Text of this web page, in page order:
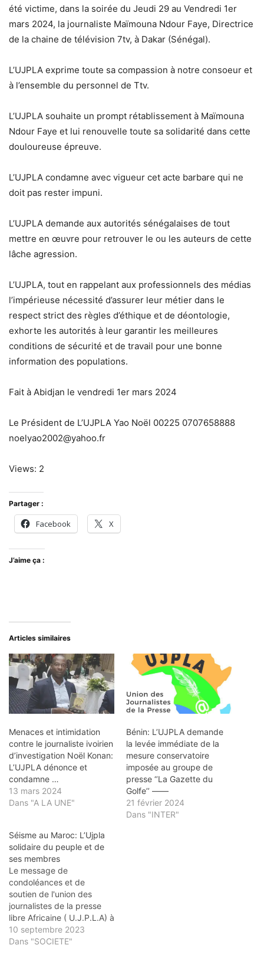
été victime, dans la soirée du Jeudi 29 au Vendredi 1er
mars 2024, la journaliste Maïmouna Ndour Faye, Directrice
de la chaine de télévision 7tv, à Dakar (Sénégal).
L’UJPLA exprime toute sa compassion à notre consoeur et
à l’ensemble du personnel de Ttv.
L’UJPLA souhaite un prompt rétablissement à Maïmouna
Ndour Faye et lui renouvelle toute sa solidarité dans cette
douloureuse épreuve.
L’UJPLA condamne avec vigueur cet acte barbare qui ne
doit pas rester impuni.
L’UJPLA demande aux autorités sénégalaises de tout
mettre en œuvre pour retrouver le ou les auteurs de cette
lâche agression.
L’UJPLA, tout en rappelant aux professionnels des médias
l’impérieuse nécessité d’assurer leur métier dans le
respect strict des règles d’éthique et de déontologie,
exhorte les autorités à leur garantir les meilleures
conditions de sécurité et de travail pour une bonne
information des populations.
Fait à Abidjan le vendredi 1er mars 2024
Le Président de L’UJPLA Yao Noël 00225 0707658888
noelyao2002@yahoo.fr
Views: 2
Partager :
Facebook X
J’aime ça :
Articles similaires
Menaces et intimidation
contre le journaliste ivoirien
d’investigation Noël Konan:
L’UJPLA dénonce et
condamne …
13 mars 2024
Dans "A LA UNE"
Bénin: L’UJPLA demande
la levée immédiate de la
mesure conservatoire
imposée au groupe de
presse ‘’La Gazette du
Golfe’’ ——
21 février 2024
Dans "INTER"
Séisme au Maroc: L’Ujpla
solidaire du peuple et de
ses membres
Le message de
condoléances et de
soutien de l'union des
journalistes de la presse
libre Africaine ( U.J.P.L.A) à
ses membres et aux
médias marocains. En ces
10 septembre 2023
Dans "SOCIETE"